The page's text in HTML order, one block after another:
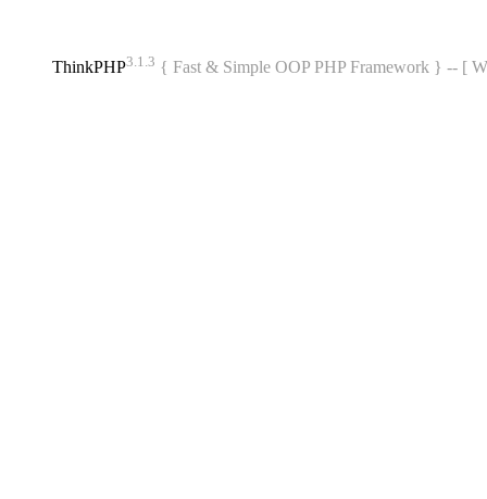
ThinkPHP3.1.3 { Fast & Simple OOP PHP Framework } -- [